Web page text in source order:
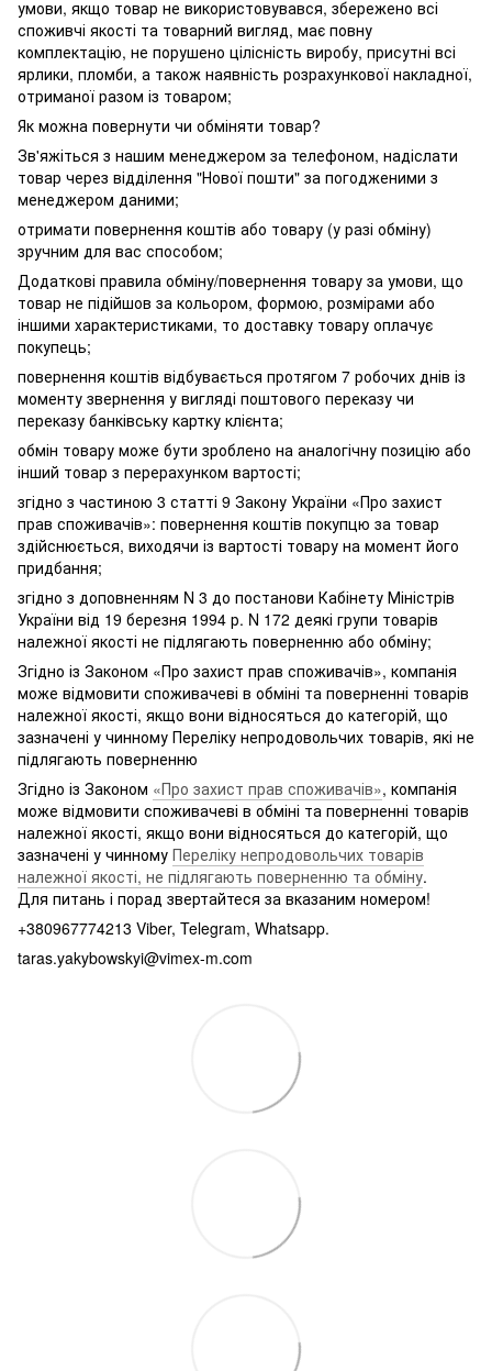
умови, якщо товар не використовувався, збережено всі
споживчі якості та товарний вигляд, має повну
комплектацію, не порушено цілісність виробу, присутні всі
ярлики, пломби, а також наявність розрахункової накладної,
отриманої разом із товаром;
Як можна повернути чи обміняти товар?
Зв'яжіться з нашим менеджером за телефоном, надіслати
товар через відділення "Нової пошти" за погодженими з
менеджером даними;
отримати повернення коштів або товару (у разі обміну)
зручним для вас способом;
Додаткові правила обміну/повернення товару за умови, що
товар не підійшов за кольором, формою, розмірами або
іншими характеристиками, то доставку товару оплачує
покупець;
повернення коштів відбувається протягом 7 робочих днів із
моменту звернення у вигляді поштового переказу чи
переказу банківську картку клієнта;
обмін товару може бути зроблено на аналогічну позицію або
інший товар з перерахунком вартості;
згідно з частиною 3 статті 9 Закону України «Про захист
прав споживачів»: повернення коштів покупцю за товар
здійснюється, виходячи із вартості товару на момент його
придбання;
згідно з доповненням N 3 до постанови Кабінету Міністрів
України від 19 березня 1994 р. N 172 деякі групи товарів
належної якості не підлягають поверненню або обміну;
Згідно із Законом «Про захист прав споживачів», компанія
може відмовити споживачеві в обміні та поверненні товарів
належної якості, якщо вони відносяться до категорій, що
зазначені у чинному Переліку непродовольчих товарів, які не
підлягають поверненню
Згідно із Законом «Про захист прав споживачів», компанія
може відмовити споживачеві в обміні та поверненні товарів
належної якості, якщо вони відносяться до категорій, що
зазначені у чинному Переліку непродовольчих товарів
належної якості, не підлягають поверненню та обміну.
Для питань і порад звертайтеся за вказаним номером!
+380967774213 Viber, Telegram, Whatsapp.
taras.yakybowskyi@vimex-m.com